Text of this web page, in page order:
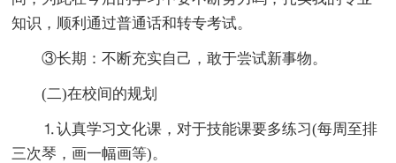
知识，顺利通过普通话和转专考试。
③长期：不断充实自己，敢于尝试新事物。
(二)在校间的规划
⒈认真学习文化课，对于技能课要多练习(每周至排
三次琴，画一幅画等)。